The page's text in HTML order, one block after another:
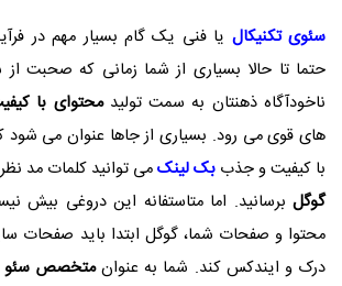
سئوی تکنیکال یا فنی یک گام بسیار مهم در
حتما تا حالا بسیاری از شما زمانی که صحبت
ناخودآگاه ذهنتان به سمت تولیدمحتوای با
های قوی می رود. بسیاری از جاها عنوان می شود
با کیفیت و جذب بک لینکمی توانید کلمات مد
گوگل برسانید. اما متاستفانه این دروغی بیش
محتوا و صفحات شما، گوگل ابتدا باید صفحات
درک و ایندکس کند. شما به عنوانمتخصص سئو